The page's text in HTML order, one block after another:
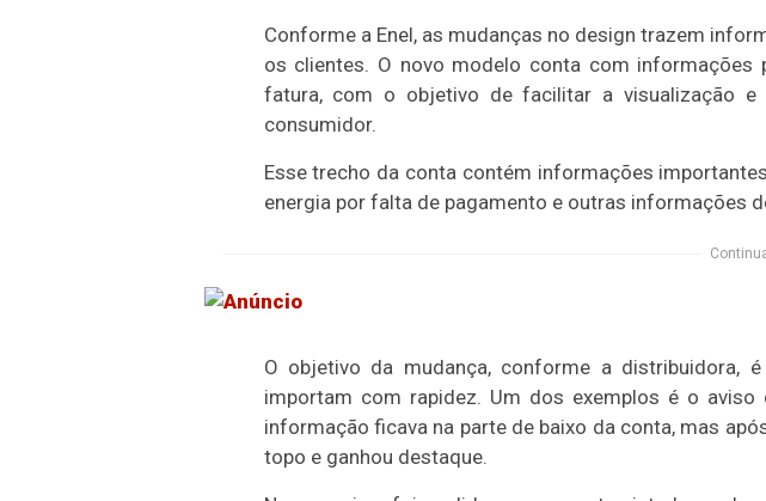
Conforme a Enel, as mudanças no design trazem
os clientes. O novo modelo conta com
fatura, com o objetivo de facilitar a visualização
consumidor.
Esse trecho da conta contém informações
energia por falta de pagamento e outras informações
O objetivo da mudança, conforme a distribuidora,
importam com rapidez. Um dos exemplos é o
informação ficava na parte de baixo da conta, mas
topo e ganhou destaque.